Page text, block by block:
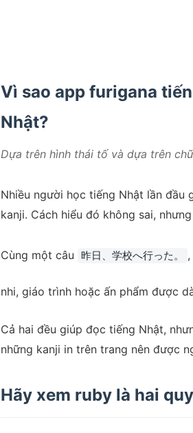
Vì sao app furigana
Nhật?
Dựa trên hình thái tố và dựa trên
Nhiều người học tiếng Nhật lần
kanji. Cách hiểu đó không sai,
Cùng một câu 昨日、学校へ行った。
nhi, giáo trình hoặc ấn phẩm được
Cả hai đều giúp đọc tiếng Nhật,
những kanji in trên trang nên được
Hãy xem ruby là hai